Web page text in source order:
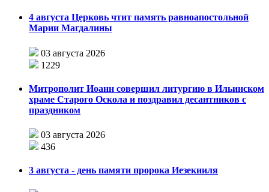
4 августа Церковь чтит память равноапостольной
Марии Магдалины
03 августа 2026
1229
Митрополит Иоанн совершил литургию в Ильинском
храме Старого Оскола и поздравил десантников с
праздником
03 августа 2026
436
3 августа - день памяти пророка Иезекииля